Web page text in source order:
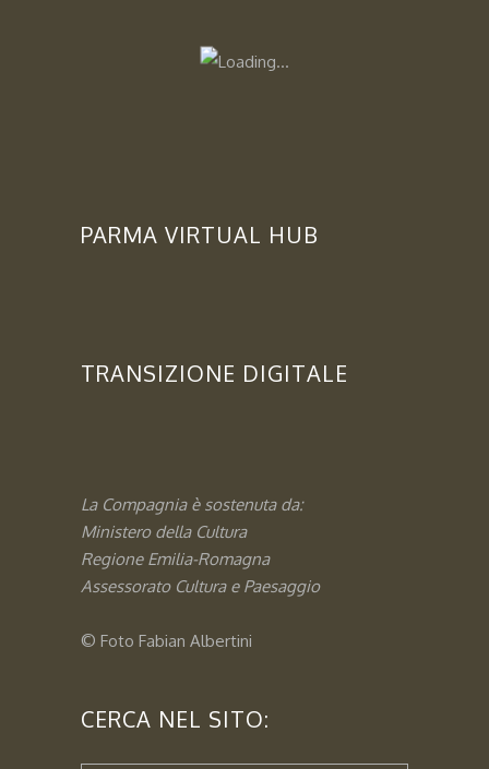
PARMA VIRTUAL HUB
TRANSIZIONE DIGITALE
La Compagnia è sostenuta da:
Ministero della Cultura
Regione Emilia-Romagna
Assessorato Cultura e Paesaggio
© Foto Fabian Albertini
CERCA NEL SITO: